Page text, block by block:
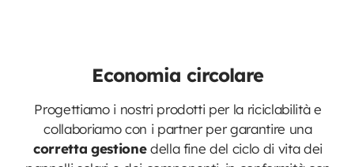
Economia circolare
Progettiamo i nostri prodotti per la riciclabilità e
collaboriamo con i partner per garantire una
corretta gestionedella fine del ciclo di vita dei